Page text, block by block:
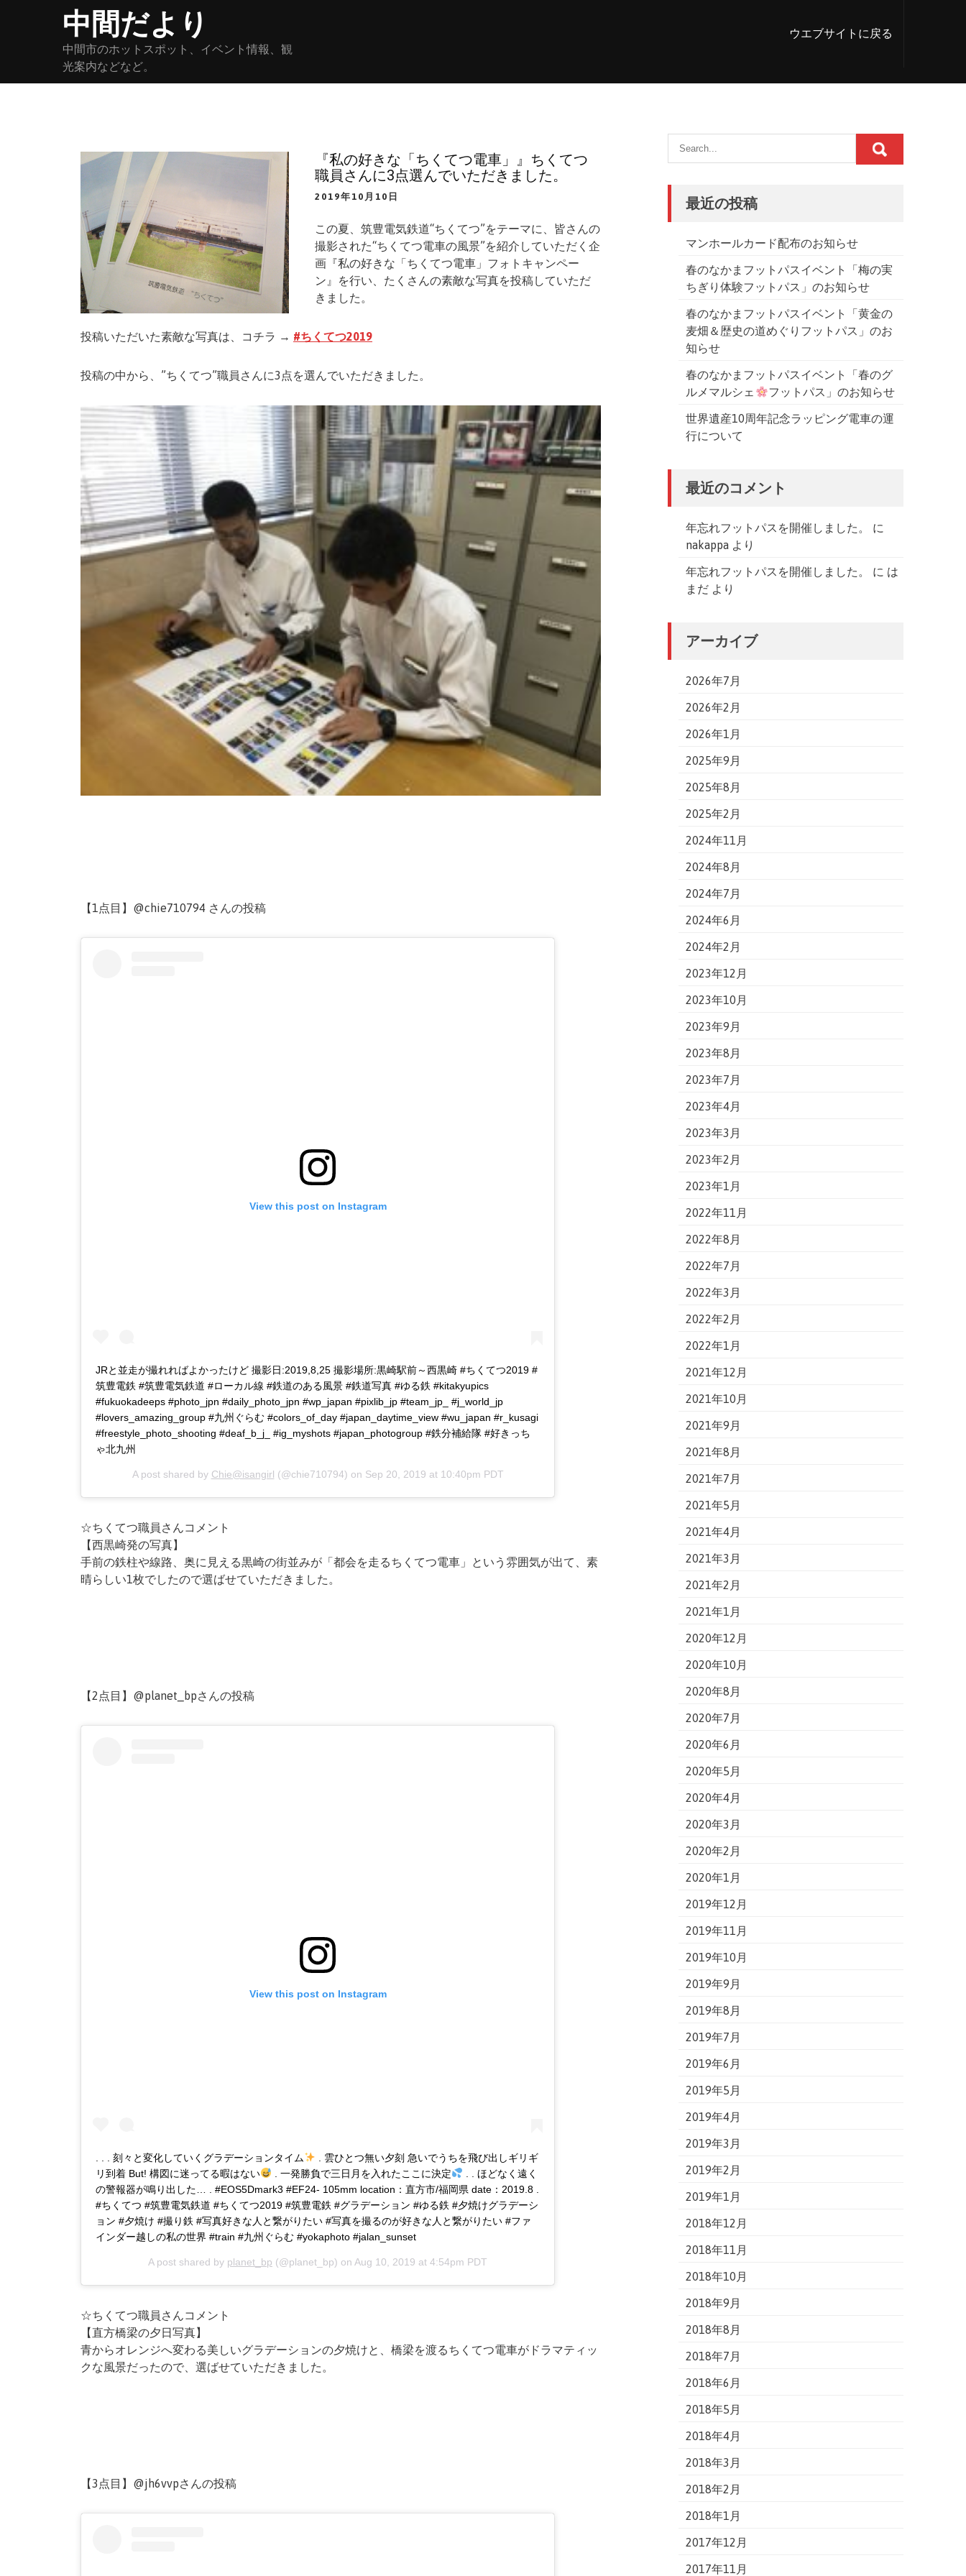
中間だより
中間市のホットスポット、イベント情報、観
光案内などなど。
ウエブサイトに戻る
『私の好きな「ちくてつ電車」』ちくてつ
職員さんに3点選んでいただきました。
2019年10月10日
この夏、筑豊電気鉄道“ちくてつ”をテーマに、皆さんの
撮影された“ちくてつ電車の風景”を紹介していただく企
画『私の好きな「ちくてつ電車」フォトキャンペー
ン』を行い、たくさんの素敵な写真を投稿していただ
きました。
投稿いただいた素敵な写真は、コチラ → #ちくてつ2019
投稿の中から、”ちくてつ”職員さんに3点を選んでいただきました。
【1点目】@chie710794 さんの投稿
View this post on Instagram
JRと並走が撮れればよかったけど 撮影日:2019,8,25 撮影場所:黒崎駅前～西黒崎 #ちくてつ2019 #
筑豊電鉄 #筑豊電気鉄道 #ローカル線 #鉄道のある風景 #鉄道写真 #ゆる鉄 #kitakyupics
#fukuokadeeps #photo_jpn #daily_photo_jpn #wp_japan #pixlib_jp #team_jp_ #j_world_jp
#lovers_amazing_group #九州ぐらむ #colors_of_day #japan_daytime_view #wu_japan #r_kusagi
#freestyle_photo_shooting #deaf_b_j_ #ig_myshots #japan_photogroup #鉄分補給隊 #好きっち
ゃ北九州
A post shared by Chie@isangirl (@chie710794) on Sep 20, 2019 at 10:40pm PDT
☆ちくてつ職員さんコメント
【西黒崎発の写真】
手前の鉄柱や線路、奥に見える黒崎の街並みが「都会を走るちくてつ電車」という雰囲気が出て、素
晴らしい1枚でしたので選ばせていただきました。
【2点目】@planet_bpさんの投稿
View this post on Instagram
. . . 刻々と変化していくグラデーションタイム
. 雲ひとつ無い夕刻 急いでうちを飛び出しギリギ
リ到着 But! 構図に迷ってる暇はない
. 一発勝負で三日月を入れたここに決定
. . ほどなく遠く
の警報器が鳴り出した… . #EOS5Dmark3 #EF24- 105mm location：直方市/福岡県 date：2019.8 .
#ちくてつ #筑豊電気鉄道 #ちくてつ2019 #筑豊電鉄 #グラデーション #ゆる鉄 #夕焼けグラデーシ
ョン #夕焼け #撮り鉄 #写真好きな人と繋がりたい #写真を撮るのが好きな人と繋がりたい #ファ
インダー越しの私の世界 #train #九州ぐらむ #yokaphoto #jalan_sunset
A post shared by planet_bp (@planet_bp) on Aug 10, 2019 at 4:54pm PDT
☆ちくてつ職員さんコメント
【直方橋梁の夕日写真】
青からオレンジへ変わる美しいグラデーションの夕焼けと、橋梁を渡るちくてつ電車がドラマティッ
クな風景だったので、選ばせていただきました。
【3点目】@jh6vvpさんの投稿
最近の投稿
マンホールカード配布のお知らせ
春のなかまフットパスイベント「梅の実
ちぎり体験フットパス」のお知らせ
春のなかまフットパスイベント「黄金の
麦畑＆歴史の道めぐりフットパス」のお
知らせ
春のなかまフットパスイベント「春のグ
ルメマルシェ
フットパス」のお知らせ
世界遺産10周年記念ラッピング電車の運
行について
最近のコメント
年忘れフットパスを開催しました。
に
nakappa より
年忘れフットパスを開催しました。 に は
まだ より
アーカイブ
2026年7月
2026年2月
2026年1月
2025年9月
2025年8月
2025年2月
2024年11月
2024年8月
2024年7月
2024年6月
2024年2月
2023年12月
2023年10月
2023年9月
2023年8月
2023年7月
2023年4月
2023年3月
2023年2月
2023年1月
2022年11月
2022年8月
2022年7月
2022年3月
2022年2月
2022年1月
2021年12月
2021年10月
2021年9月
2021年8月
2021年7月
2021年5月
2021年4月
2021年3月
2021年2月
2021年1月
2020年12月
2020年10月
2020年8月
2020年7月
2020年6月
2020年5月
2020年4月
2020年3月
2020年2月
2020年1月
2019年12月
2019年11月
2019年10月
2019年9月
2019年8月
2019年7月
2019年6月
2019年5月
2019年4月
2019年3月
2019年2月
2019年1月
2018年12月
2018年11月
2018年10月
2018年9月
2018年8月
2018年7月
2018年6月
2018年5月
2018年4月
2018年3月
2018年2月
2018年1月
2017年12月
2017年11月